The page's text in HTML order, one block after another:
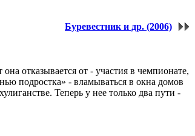
Буревестник и др. (2006)
отказывается от - участия в чемпионате,
подростка» - вламываться в окна домов
Теперь у нее только два пути -